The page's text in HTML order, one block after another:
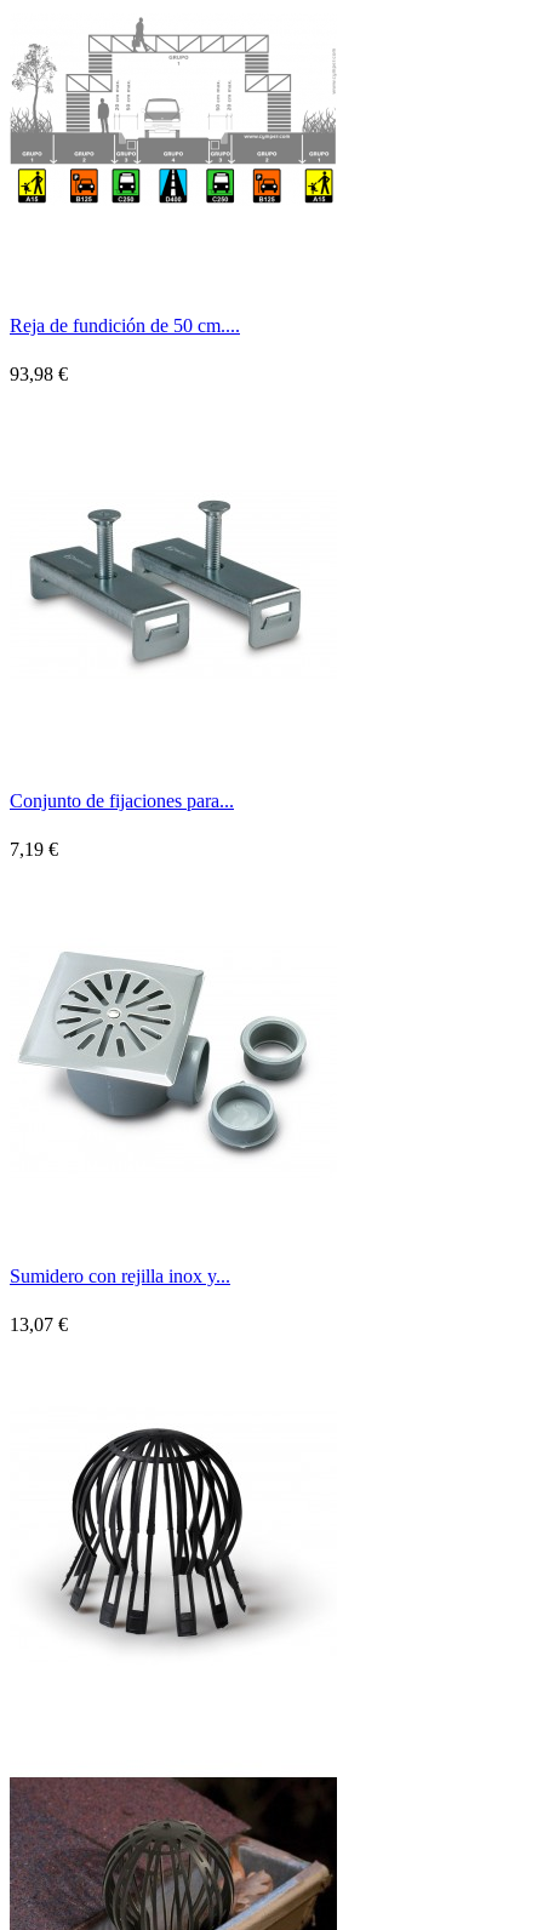
Reja de fundición de 50 cm....
93,98 €
Conjunto de fijaciones para...
7,19 €
Sumidero con rejilla inox y...
13,07 €